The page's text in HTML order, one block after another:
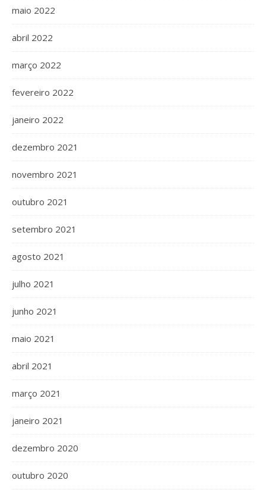
maio 2022
abril 2022
março 2022
fevereiro 2022
janeiro 2022
dezembro 2021
novembro 2021
outubro 2021
setembro 2021
agosto 2021
julho 2021
junho 2021
maio 2021
abril 2021
março 2021
janeiro 2021
dezembro 2020
outubro 2020